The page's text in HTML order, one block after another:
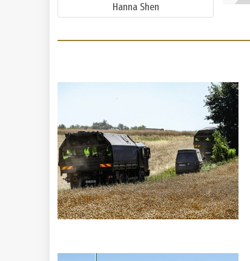
Hanna Shen